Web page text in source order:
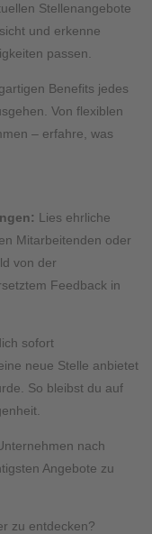
Stellenangebote
und erkenne
passen.
Benefits jedes
Von flexiblen
– erfahre, was
Lies ehrliche
Mitarbeitenden oder
von der
Feedback in
sofort
neue Stelle anbietet
So bleibst du auf
nach
Angebote zu
zu entdecken?